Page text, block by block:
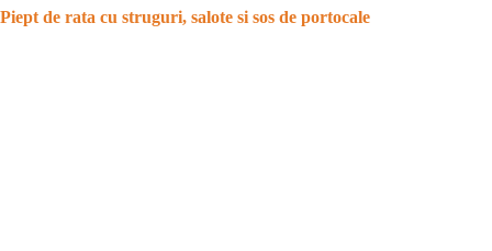
Piept de rata cu struguri, salote si sos de portocale